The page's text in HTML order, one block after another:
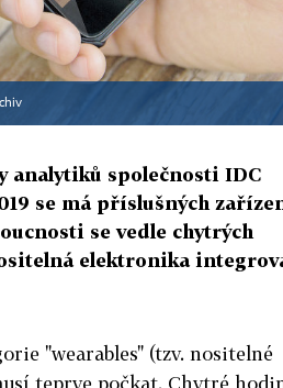
analytiků společnosti IDC
se má příslušných
se vedle chytrých
elektronika
"wearables" (tzv. nositelné
teprve počkat. Chytré